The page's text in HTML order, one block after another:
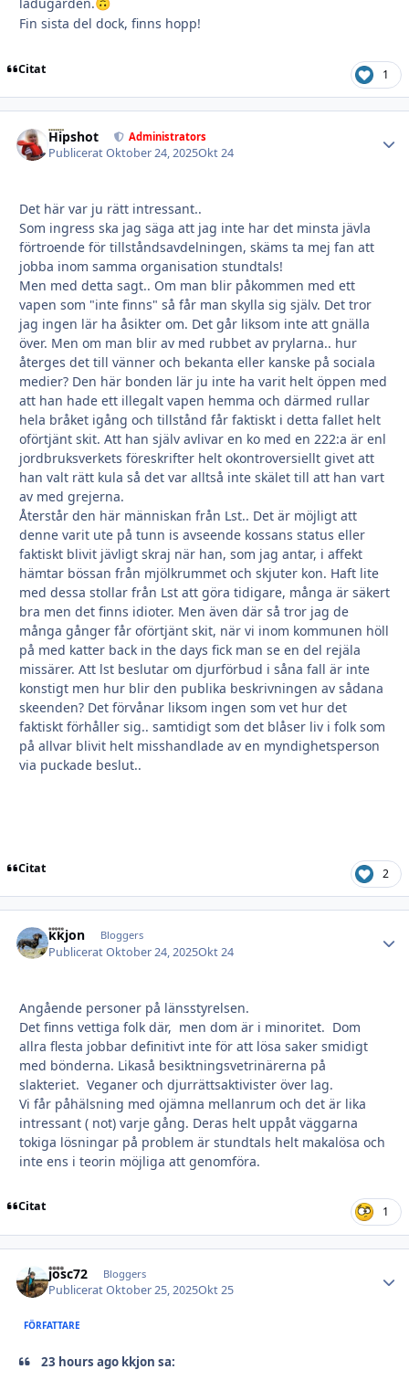
ladugården.🙃
Fin sista del dock, finns hopp!
Citat 1
Hipshot Administrators
PubliceratOktober 24, 2025Okt 24
Det här var ju rätt intressant..
Som ingress ska jag säga att jag inte har det minsta jävla
förtroende för tillståndsavdelningen, skäms ta mej fan att
jobba inom samma organisation stundtals!
Men med detta sagt.. Om man blir påkommen med ett
vapen som "inte finns" så får man skylla sig själv. Det tror
jag ingen lär ha åsikter om. Det går liksom inte att gnälla
över. Men om man blir av med rubbet av prylarna.. hur
återges det till vänner och bekanta eller kanske på sociala
medier? Den här bonden lär ju inte ha varit helt öppen med
att han hade ett illegalt vapen hemma och därmed rullar
hela bråket igång och tillstånd får faktiskt i detta fallet helt
oförtjänt skit. Att han själv avlivar en ko med en 222:a är enl
jordbruksverkets föreskrifter helt okontroversiellt givet att
han valt rätt kula så det var alltså inte skälet till att han vart
av med grejerna.
Återstår den här människan från Lst.. Det är möjligt att
denne varit ute på tunn is avseende kossans status eller
faktiskt blivit jävligt skraj när han, som jag antar, i affekt
hämtar bössan från mjölkrummet och skjuter kon. Haft lite
med dessa stollar från Lst att göra tidigare, många är säkert
bra men det finns idioter. Men även där så tror jag de
många gånger får oförtjänt skit, när vi inom kommunen höll
på med katter back in the days fick man se en del rejäla
missärer. Att lst beslutar om djurförbud i såna fall är inte
konstigt men hur blir den publika beskrivningen av sådana
skeenden? Det förvånar liksom ingen som vet hur det
faktiskt förhåller sig.. samtidigt som det blåser liv i folk som
på allvar blivit helt misshandlade av en myndighetsperson
via puckade beslut..
Citat 2
kkjon Bloggers
PubliceratOktober 24, 2025Okt 24
Angående personer på länsstyrelsen.
Det finns vettiga folk där, men dom är i minoritet. Dom
allra flesta jobbar definitivt inte för att lösa saker smidigt
med bönderna. Likaså besiktningsvetrinärerna på
slakteriet. Veganer och djurrättsaktivister över lag.
Vi får påhälsning med ojämna mellanrum och det är lika
intressant ( not) varje gång. Deras helt uppåt väggarna
tokiga lösningar på problem är stundtals helt makalösa och
inte ens i teorin möjliga att genomföra.
Citat 1
josc72 Bloggers
PubliceratOktober 25, 2025Okt 25
FÖRFATTARE
23 hours ago kkjon sa: